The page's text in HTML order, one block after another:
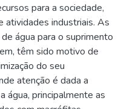
para a sociedade,
atividades industriais. As
água para o suprimento
têm sido motivo de
do seu
atenção é dada a
água, principalmente as